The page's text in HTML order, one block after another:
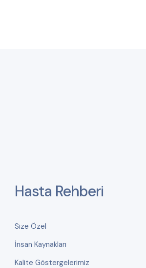
Hasta Rehberi
Size Özel
İnsan Kaynakları
Kalite Göstergelerimiz